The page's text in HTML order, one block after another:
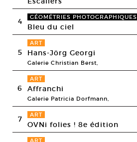
4 GÉOMÉTRIES PHOTOGRAPHIQUES
Bleu du ciel
5
ART
Hans-Jörg Georgi
Galerie Christian Berst,
6
ART
Affranchi
Galerie Patricia Dorfmann,
7 ART
OVNi folies ! 8e édition